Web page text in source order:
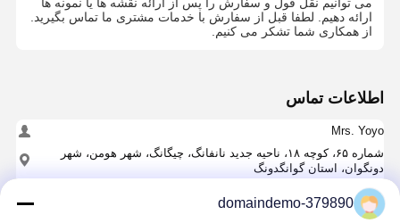
ارائه دهیم. لطفا قبل از سفارش با خدمات مشتری ما تماس بگیرید.
از همکاری شما تشکر می کنیم.
اطلاعات تماس
Mrs. Yoyo
شماره ۶۵، کوچه ۱۸، ناحیه جدید نانفانگ، چیگانگ، شهر هومن، شهر
دونگوان، استان گوانگدونگ
+86 13412090282
domaindemo-379890